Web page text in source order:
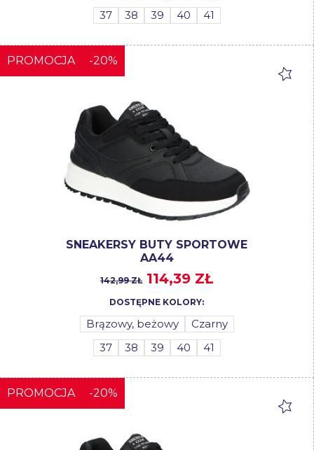
37
38 39 40 41
PROMOCJA -20%
SNEAKERSY BUTY SPORTOWE
AA44
142,99 ZŁ 114,39 ZŁ
DOSTĘPNE KOLORY:
Brązowy, beżowy
Czarny
37
38 39 40 41
PROMOCJA -20%